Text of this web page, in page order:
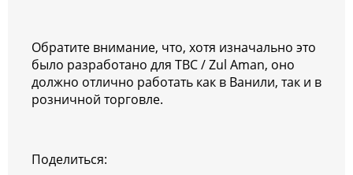
Обратите внимание, что, хотя изначально это
было разработано для TBC / Zul Aman, оно
должно отлично работать как в Ванили, так и в
розничной торговле.
Поделиться: